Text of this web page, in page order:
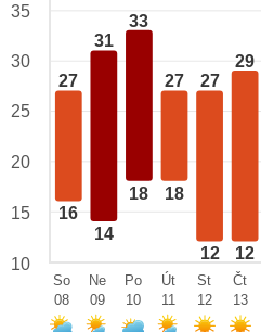
27
16
31
14
33
18
27
18
27
12
29
12
35
30
25
20
15
10
So
08
Ne
09
Po
10
Út
11
St
12
Čt
13